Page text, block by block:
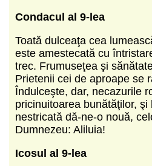
Condacul al 9-lea
Toată dulceaţa cea
este amestecată cu
trec. Frumuseţea şi
Prietenii cei de aproape se
Îndulceşte, dar, necazurile
pricinuitoarea bunătăţilor, şi
nestricată dă-ne-o nouă,
Dumnezeu: Aliluia!
Icosul al 9-lea